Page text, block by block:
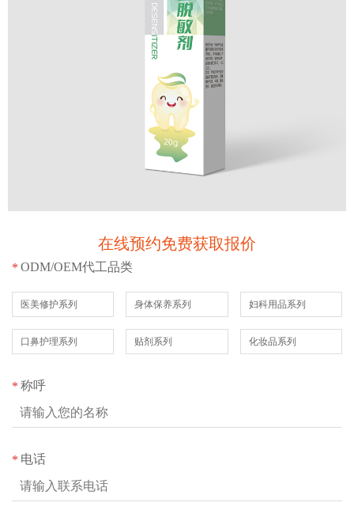
在线预约免费获取报价
* ODM/OEM代工品类
医美修护系列 身体保养系列 妇科用品系列
口鼻护理系列 贴剂系列 化妆品系列
* 称呼
* 电话